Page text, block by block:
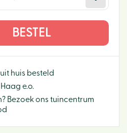
huis besteld
e.o.
Bezoek ons tuincentrum